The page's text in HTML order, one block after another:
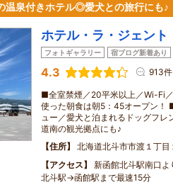
温泉付きホテル◎愛犬との旅行にも♪
ホテル・ラ・ジェント
フォトギャラリー 宿ブログ新着あり
4.3 913件
■全室禁煙／20平米以上／Wi-Fi
使った朝食は朝5：45オープン！
ュー／愛犬と泊まれるドッグフ
道南の観光拠点にも♪
住所
北海道北斗市市渡１丁目
アクセス
新函館北斗駅南口
北斗駅→函館駅まで最速15分